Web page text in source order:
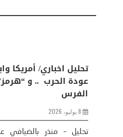
تحليل اخباري/ أمريكا
عودة الحرب .. و
الفرس
8 يوليو، 2026
تحليل – منذر بالضيافي